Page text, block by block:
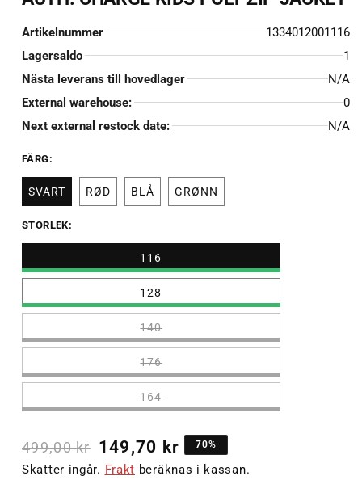
Artikelnummer
1334012001116
Lagersaldo
1
Nästa leverans till hovedlager
N/A
External warehouse:
0
Next external restock date:
N/A
FÄRG:
SVART RØD BLÅ GRØNN
STORLEK:
116
128
140
176
164
499,00 kr 149,70 kr 70%
Skatter ingår. Frakt beräknas i kassan.